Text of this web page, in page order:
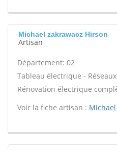
Michael zakrawacz Hirson
Artisan
Département: 02
Tableau électrique -
Rénovation électrique
Voir la fiche artisan :